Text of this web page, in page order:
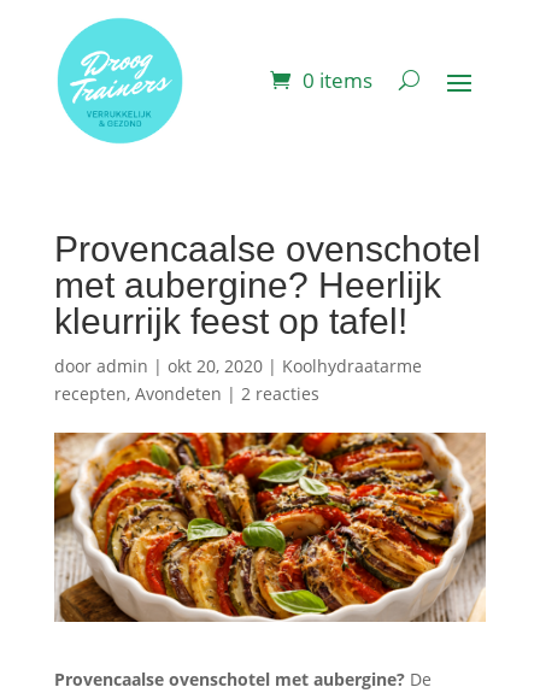
0 items
Provencaalse ovenschotel
met aubergine? Heerlijk
kleurrijk feest op tafel!
door admin | okt 20, 2020| Koolhydraatarme
recepten, Avondeten | 2 reacties
Provencaalse ovenschotel met aubergine? De